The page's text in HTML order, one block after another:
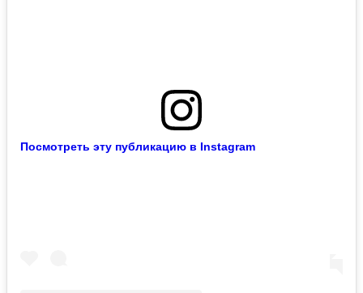
Посмотреть эту публикацию в Instagram